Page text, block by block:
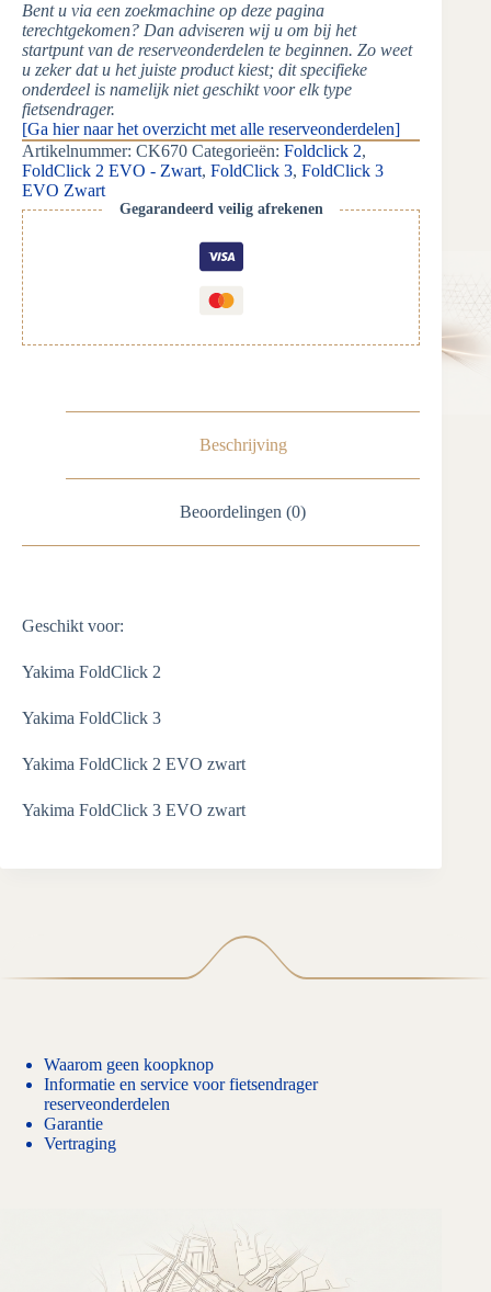
Bent u via een zoekmachine op deze pagina
terechtgekomen? Dan adviseren wij u om bij het
startpunt van de reserveonderdelen te beginnen. Zo weet
u zeker dat u het juiste product kiest; dit specifieke
onderdeel is namelijk niet geschikt voor elk type
fietsendrager.
[Ga hier naar het overzicht met alle reserveonderdelen]
Artikelnummer: CK670 Categorieën: Foldclick 2,
FoldClick 2 EVO - Zwart, FoldClick 3, FoldClick 3
EVO Zwart
Gegarandeerd veilig afrekenen
Beschrijving
Beoordelingen (0)
Geschikt voor:
Yakima FoldClick 2
Yakima FoldClick 3
Yakima FoldClick 2 EVO zwart
Yakima FoldClick 3 EVO zwart
Waarom geen koopknop
Informatie en service voor fietsendrager
reserveonderdelen
Garantie
Vertraging